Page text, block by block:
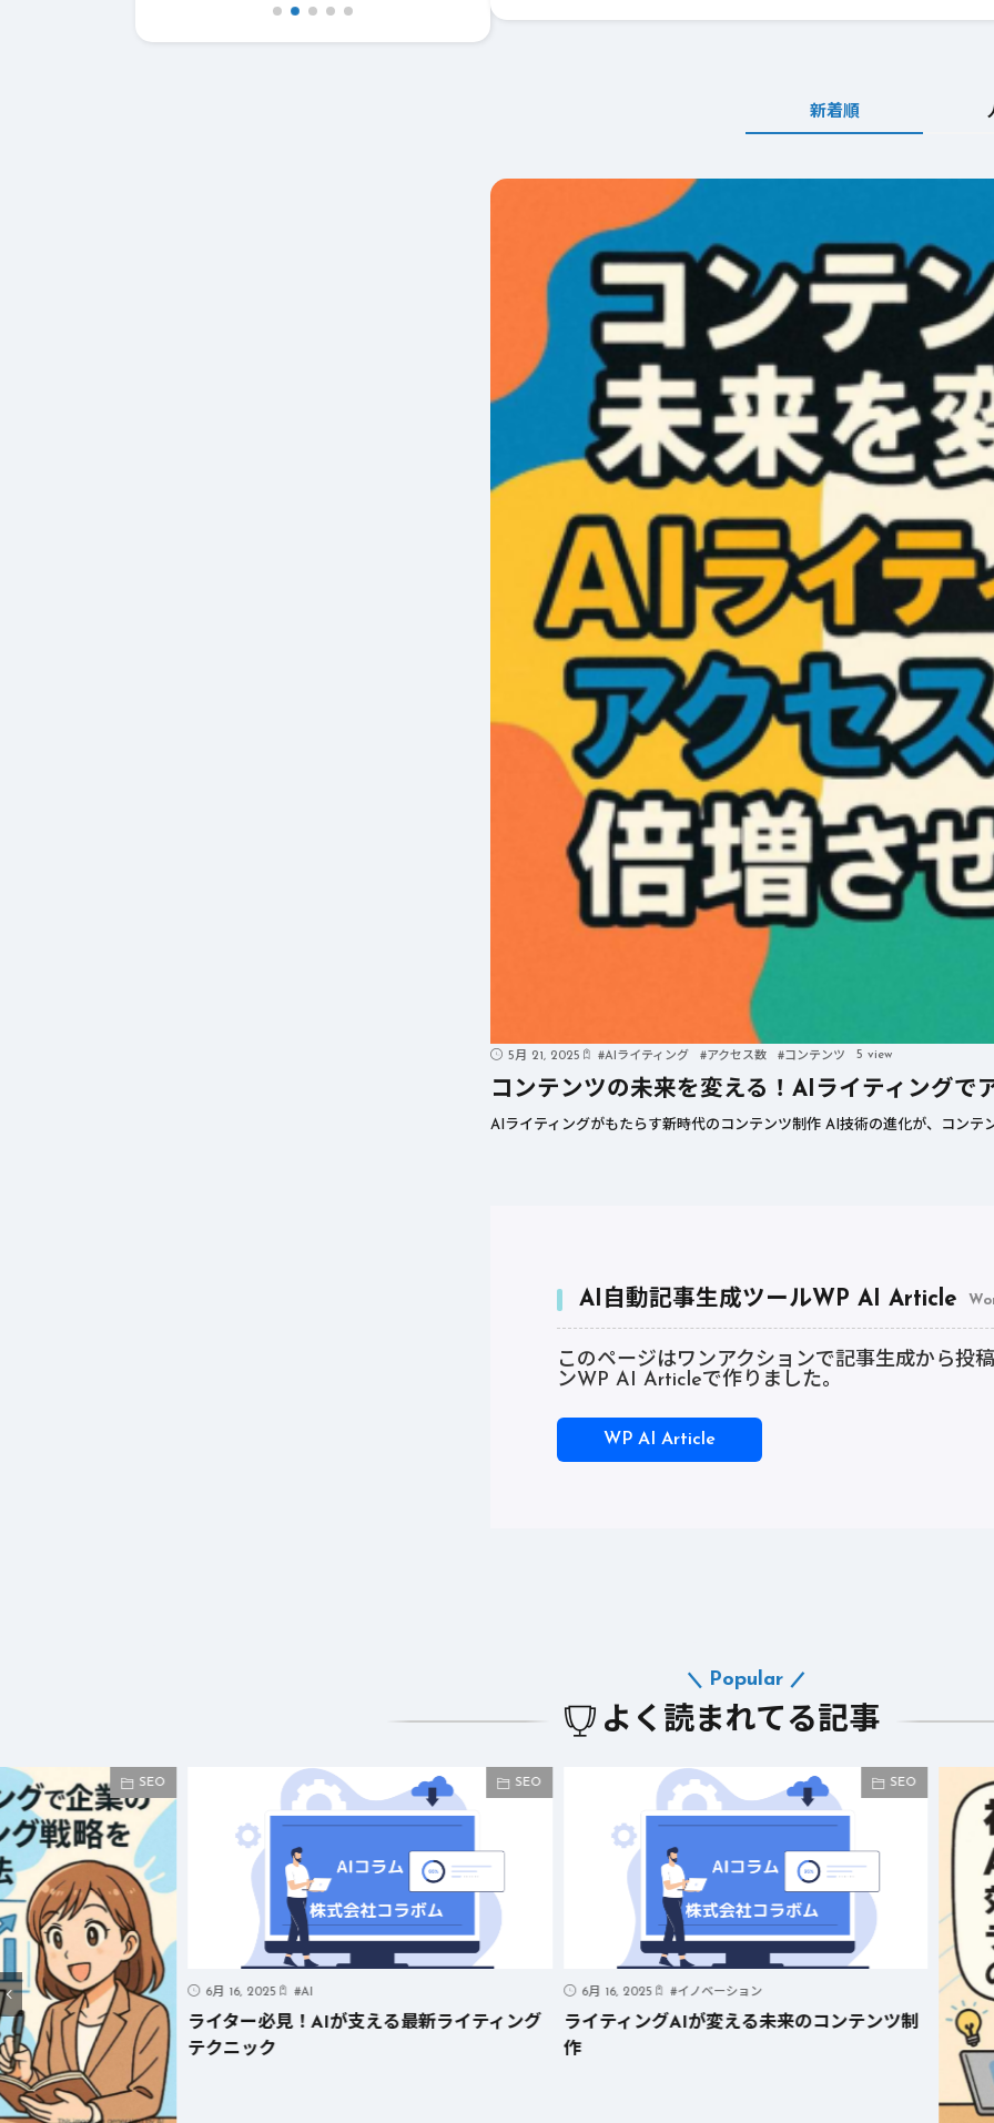
新着順
5月 21, 2025 #AIライティング #アクセス数 #コンテンツ 5 view
コンテンツの未来を変える！AIライティングで
AIライティングがもたらす新時代のコンテンツ制作 AI技術の進化が、コンテ
AI自動記事生成ツールWP AI Article
このページはワンアクションで記事生成から投
ンWP AI Articleで作りました。
WP AI Article
よく読まれてる記事
Popular
SEO SEO
6月 16, 2025 #AI
ライター必見！AIが支える最新ライティング
テクニック
SEO
6月 16, 2025 #イノベーション
ライティングAIが変える未来のコンテンツ制
作